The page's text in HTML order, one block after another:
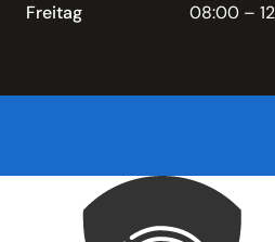
Freitag
08:00 –